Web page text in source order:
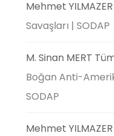
Mehmet
Savaşları | SODAP
M. Sinan MERT
Boğan Anti-
SODAP
Mehmet